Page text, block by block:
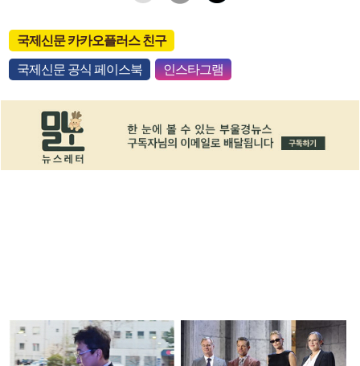
국제신문 카카오플러스 친구
국제신문 공식 페이스북 인스타그램